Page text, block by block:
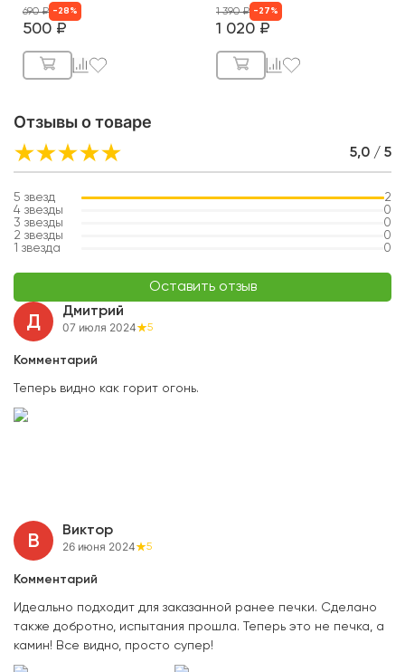
500 ₽
690₽ - 28 %
1 020 ₽
1 390₽ - 27 %
Отзывы о товаре
Д
Дмитрий
07 июля 2024 5
Комментарий
Теперь видно как горит огонь.
В
Виктор
26 июня 2024 5
Комментарий
Идеально подходит для заказанной ранее печки. Сделано
также добротно, испытания прошла. Теперь это не печка, а
камин! Все видно, просто супер!
5,0 / 5
5 звезд
2
4 звезды
0
3 звезды
0
2 звезды
0
1 звезда 0
Оставить отзыв